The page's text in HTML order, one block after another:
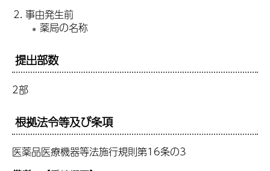
事由発生前
薬局の名称
提出部数
2部
根拠法令等及び条項
医薬品医療機器等法施行規則第16条の3